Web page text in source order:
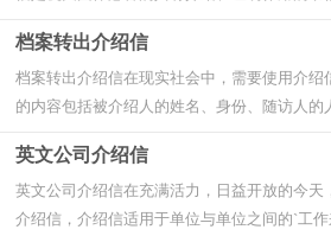
档案转出介绍信
档案转出介绍信在现实社会中，需要使用介
的内容包括被介绍人的姓名、身份、随访人
英文公司介绍信
英文公司介绍信在充满活力，日益开放的今天
介绍信，介绍信适用于单位与单位之间的`工